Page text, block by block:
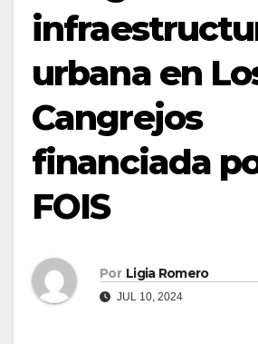
urbana en
Cangrejos
financiada
FOIS
Por Ligia Romero
JUL 10, 2024